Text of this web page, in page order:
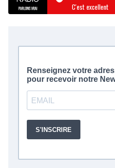
C'est excellent